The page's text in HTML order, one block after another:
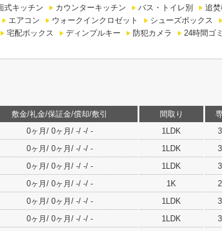
式キッチン カウンターキッチン バス・トイレ別 追
エアコン ウォークインクロゼット シューズボックス
宅配ボックス ディンプルキー 防犯カメラ 24時間ゴ
敷金/礼金/保証金/償却/敷引 間取り
0ヶ月/ 0ヶ月/ -/ -/ - 1LDK
0ヶ月/ 0ヶ月/ -/ -/ - 1LDK
0ヶ月/ 0ヶ月/ -/ -/ - 1LDK
0ヶ月/ 0ヶ月/ -/ -/ - 1K
0ヶ月/ 0ヶ月/ -/ -/ - 1LDK
0ヶ月/ 0ヶ月/ -/ -/ - 1LDK